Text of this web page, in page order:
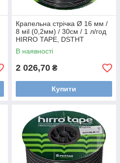
Крапельна стрічка Ø 16 мм /
8 мil (0,2мм) / 30см / 1 л/год
HIRRO TAPE, DSTHT
16081030-0500
В наявності
2 026,70 ₴
Купити